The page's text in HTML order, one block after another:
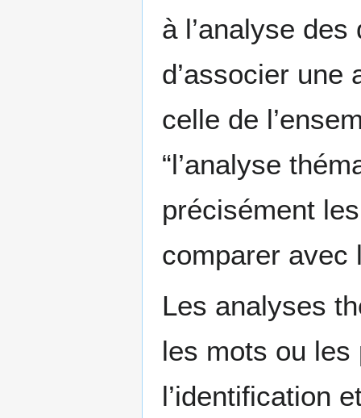
à l’analyse
d’associer une
celle de
“l’analyse
précisément
comparer avec
Les analyses
les mots ou
l’identification